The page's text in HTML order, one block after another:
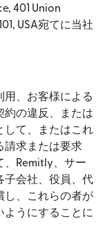
401 Union
USA宛てに当社
用、お客様による
約の違反、または
して、またはこれ
請求または要求
、Remitly、サー
子会社、役員、代
し、これらの者が
ようにすることに